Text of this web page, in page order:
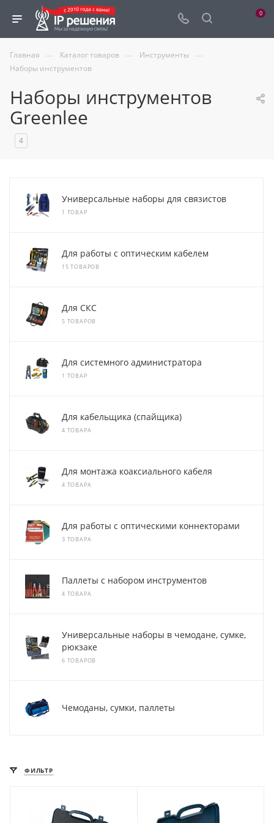
0
Главная — Каталог товаров — Инструменты —
Наборы инструментов
Наборы инструментов
Greenlee
4
Универсальные наборы для связистов
1 ТОВАР
Для работы с оптическим кабелем
15 ТОВАРОВ
Для СКС
5 ТОВАРОВ
Для системного администратора
1 ТОВАР
Для кабельщика (спайщика)
4 ТОВАРА
Для монтажа коаксиального кабеля
4 ТОВАРА
Для работы с оптическими коннекторами
3 ТОВАРА
Паллеты с набором инструментов
4 ТОВАРА
Универсальные наборы в чемодане, сумке,
рюкзаке
6 ТОВАРОВ
Чемоданы, сумки, паллеты
ФИЛЬТР